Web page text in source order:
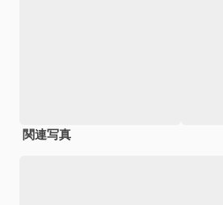
関連写真